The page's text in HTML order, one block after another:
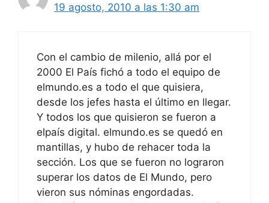
19 agosto, 2010 a las 1:30 am
Con el cambio de milenio, allá por el
2000 El País fichó a todo el equipo de
elmundo.es a todo el que quisiera,
desde los jefes hasta el último en llegar.
Y todos los que quisieron se fueron a
elpaís digital. elmundo.es se quedó en
mantillas, y hubo de rehacer toda la
sección. Los que se fueron no lograron
superar los datos de El Mundo, pero
vieron sus nóminas engordadas.